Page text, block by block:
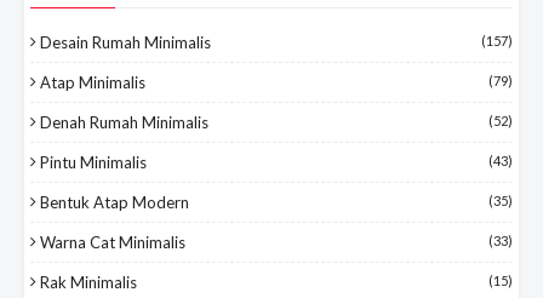
Desain Rumah Minimalis (157)
Atap Minimalis (79)
Denah Rumah Minimalis (52)
Pintu Minimalis (43)
Bentuk Atap Modern (35)
Warna Cat Minimalis (33)
Rak Minimalis (15)